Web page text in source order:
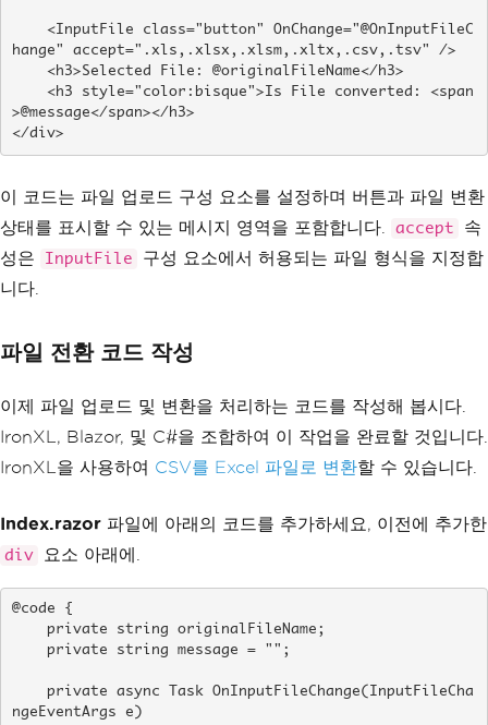
hange" accept=".xls,.xlsx,.xlsm,.xltx,.csv,.tsv" />
>@message</span></h3>
</div>
이 코드는 파일 업로드 구성 요소를 설정하며 버튼과 파일 변환
상태를 표시할 수 있는 메시지 영역을 포함합니다.
accept
속
성은
InputFile
구성 요소에서 허용되는 파일 형식을 지정합
니다.
파일 전환 코드 작성
이제 파일 업로드 및 변환을 처리하는 코드를 작성해 봅시다.
IronXL, Blazor, 및 C#을 조합하여 이 작업을 완료할 것입니다.
IronXL을 사용하여 CSV를 Excel 파일로 변환할 수 있습니다.
Index.razor 파일에 아래의 코드를 추가하세요, 이전에 추가한
div 요소 아래에.
@code {
ngeEventArgs e)